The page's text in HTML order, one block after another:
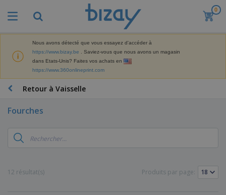
0
Nous avons détecté que vous essayez d'accéder à
https://www.bizay.be
. Saviez-vous que nous avons un magasin
dans Etats-Unis? Faites vos achats en
https://www.360onlineprint.com
Retour à Vaisselle
Fourches
12 résultat(s) Produits par page: